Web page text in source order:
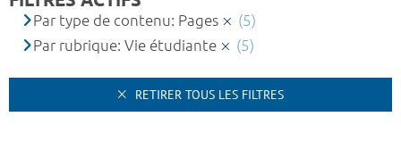
Par type de contenu: Pages
(5)
Par rubrique: Vie étudiante
(5)
RETIRER TOUS LES FILTRES